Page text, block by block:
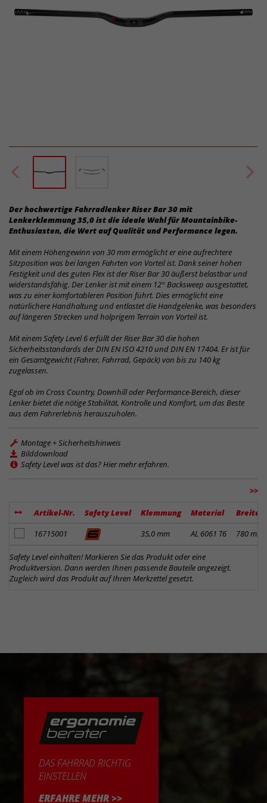
Der hochwertige Fahrradlenker Riser Bar 30 mit
Lenkerklemmung 35,0 ist die ideale Wahl für Mountainbike-
Enthusiasten, die Wert auf Qualität und Performance legen.
Mit einem Höhengewinn von 30 mm ermöglicht er eine aufrechtere
Sitzposition was bei langen Fahrten von Vorteil ist. Dank seiner hohen
Festigkeit und des guten Flex ist der Riser Bar 30 äußerst belastbar und
widerstandsfähig. Der Lenker ist mit einem 12° Backsweep ausgestattet,
was zu einer komfortableren Position führt. Dies ermöglicht eine
natürlichere Handhaltung und entlastet die Handgelenke, was besonders
auf längeren Strecken und holprigem Terrain von Vorteil ist.
Mit einem Safety Level 6 erfüllt der Riser Bar 30 die hohen
Sicherheitsstandards der DIN EN ISO 4210 und DIN EN 17404. Er ist für
ein Gesamtgewicht (Fahrer, Fahrrad, Gepäck) von bis zu 140 kg
zugelassen.
Egal ob im Cross Country, Downhill oder Performance-Bereich, dieser
Lenker bietet die nötige Stabilität, Kontrolle und Komfort, um das Beste
aus dem Fahrerlebnis herauszuholen.
Montage + Sicherheitshinweis
Bilddownload
Safety Level was ist das? Hier mehr erfahren.
>>
Artikel-Nr. Safety Level Klemmung Material
Breite
Artikel zum Merkzettel hinzufügen
16715001 35,0 mm AL 6061 T6 780 mm
Safety Level einhalten! Markieren Sie das Produkt oder eine
Produktversion. Dann werden Ihnen passende Bauteile angezeigt.
Zugleich wird das Produkt auf Ihren Merkzettel gesetzt.
DAS FAHRRAD RICHTIG
EINSTELLEN
ERFAHRE MEHR >>